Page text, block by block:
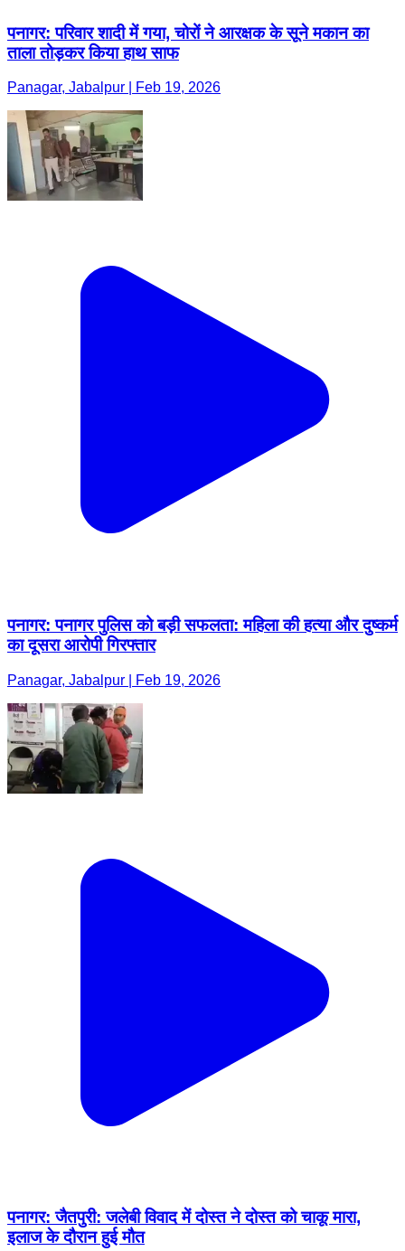
पनागर: परिवार शादी में गया, चोरों ने आरक्षक के सूने मकान का
ताला तोड़कर किया हाथ साफ
Panagar, Jabalpur | Feb 19, 2026
पनागर: पनागर पुलिस को बड़ी सफलता: महिला की हत्या और दुष्कर्म
का दूसरा आरोपी गिरफ्तार
Panagar, Jabalpur | Feb 19, 2026
पनागर: जैतपुरी: जलेबी विवाद में दोस्त ने दोस्त को चाकू मारा,
इलाज के दौरान हुई मौत